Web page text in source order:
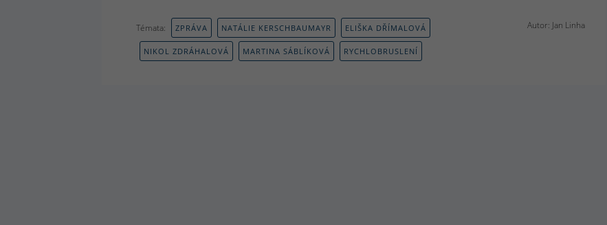
Autor: Jan Linha
Témata: ZPRÁVA NATÁLIE KERSCHBAUMAYR ELIŠKA DŘÍMALOVÁ
NIKOL ZDRÁHALOVÁ MARTINA SÁBLÍKOVÁ RYCHLOBRUSLENÍ